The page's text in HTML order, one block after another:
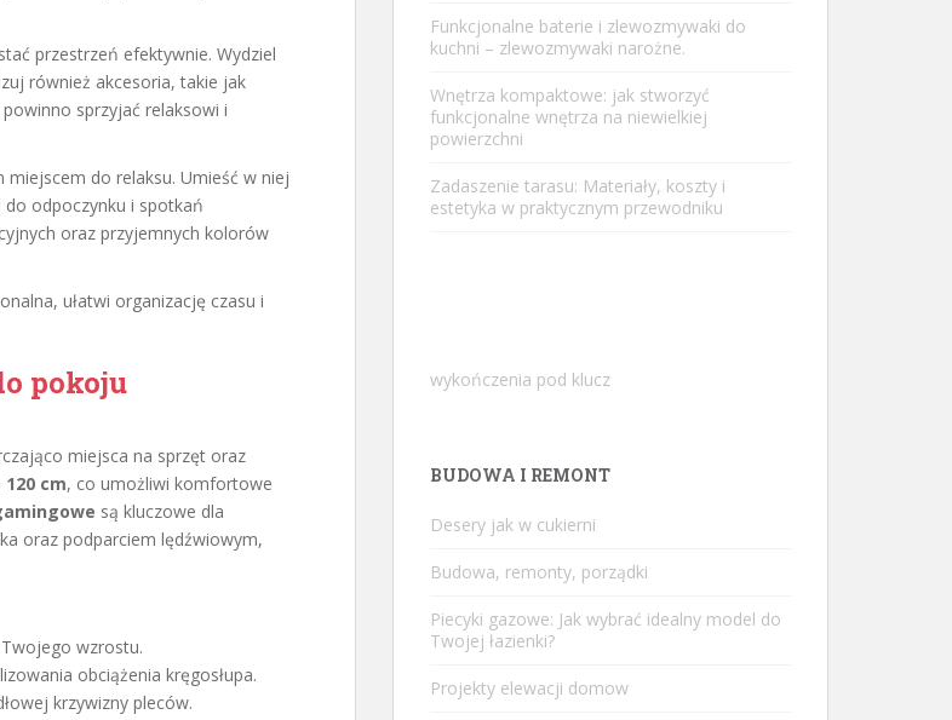
przestrzeń efektywnie. Wydziel
również akcesoria, takie jak
sprzyjać relaksowi i
miejscem do relaksu. Umieść w niej
do odpoczynku i spotkań
oraz przyjemnych kolorów
ułatwi organizację czasu i
pokoju
miejsca na sprzęt oraz
120 cm, co umożliwi komfortowe
są kluczowe dla
oraz podparciem lędźwiowym,
wzrostu.
obciążenia kręgosłupa.
krzywizny pleców.
Funkcjonalne baterie i zlewozmywaki do
kuchni – zlewozmywaki narożne.
Wnętrza kompaktowe: jak stworzyć
funkcjonalne wnętrza na niewielkiej
powierzchni
Zadaszenie tarasu: Materiały, koszty i
estetyka w praktycznym przewodniku
wykończenia pod klucz
BUDOWA I REMONT
Desery jak w cukierni
Budowa, remonty, porządki
Piecyki gazowe: Jak wybrać idealny model do
Twojej łazienki?
Projekty elewacji domow